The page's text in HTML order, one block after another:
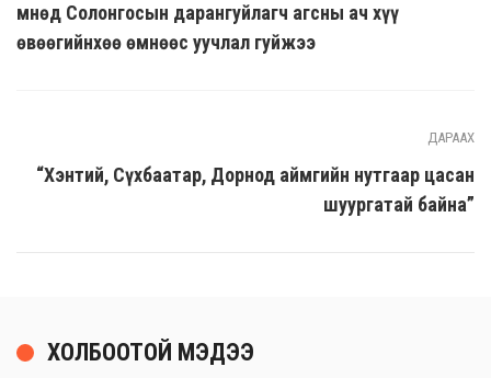
Өмнөд Солонгосын дарангуйлагч агсны ач хүү
өвөөгийнхөө өмнөөс уучлал гуйжээ
ДАРААХ
“Хэнтий, Сүхбаатар, Дорнод аймгийн нутгаар цасан
шуургатай байна”
ХОЛБООТОЙ МЭДЭЭ